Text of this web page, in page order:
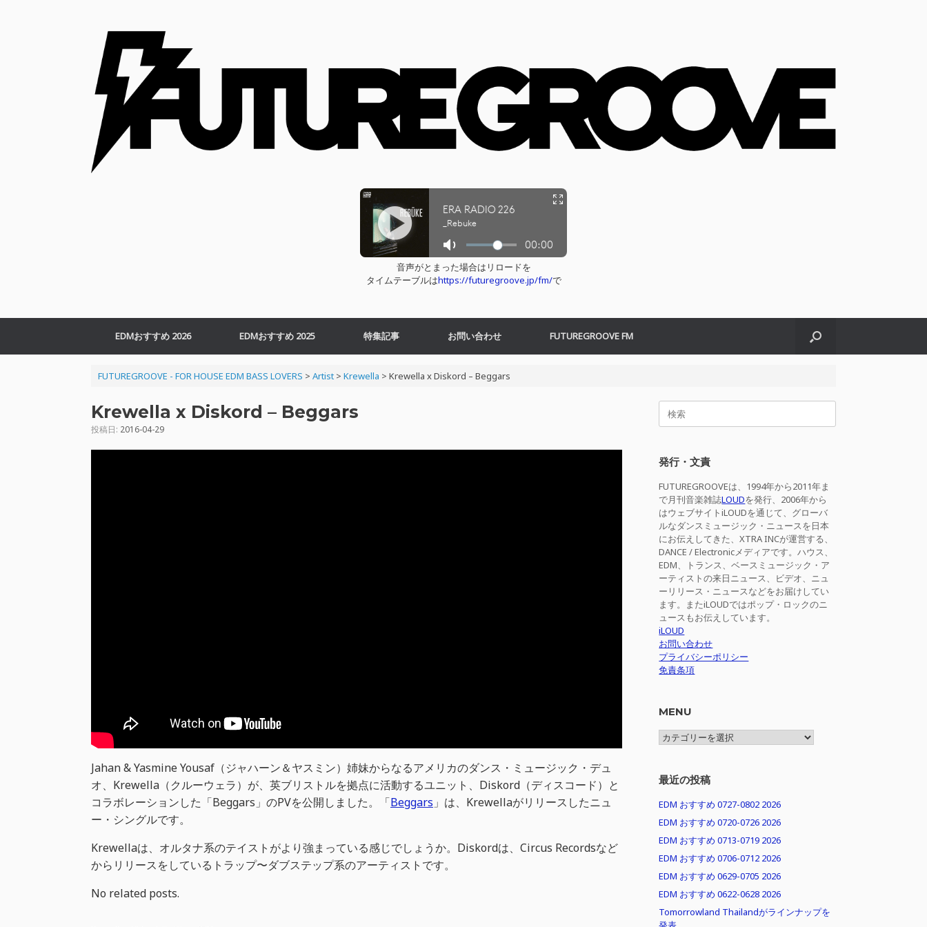
音声がとまった場合はリロードを
タイムテーブルはhttps://futuregroove.jp/fm/で
EDMおすすめ 2026 EDMおすすめ 2025 特集記事 お問い合わせ FUTUREGROOVE FM
FUTUREGROOVE - FOR HOUSE EDM BASS LOVERS > Artist> Krewella > Krewella x Diskord – Beggars
Krewella x Diskord – Beggars
投稿日: 2016-04-29
Jahan & Yasmine Yousaf（ジャハーン＆ヤスミン）姉妹からなるアメリカのダンス・ミュージック・デュ
オ、Krewella（クルーウェラ）が、英ブリストルを拠点に活動するユニット、Diskord（ディスコード）と
コラボレーションした「Beggars」のPVを公開しました。「Beggars 」は、Krewellaがリリースしたニュ
ー・シングルです。
Krewellaは、オルタナ系のテイストがより強まっている感じでしょうか。Diskordは、Circus Recordsなど
からリリースをしているトラップ〜ダブステップ系のアーティストです。
No related posts.
検
発行・文責
FUTUREGROOVEは、1994年から2011年ま
で月刊音楽雑誌LOUDを発行、2006年から
はウェブサイトiLOUDを通じて、グローバ
ルなダンスミュージック・ニュースを日本
にお伝えしてきた、XTRA INCが運営する、
DANCE / Electronicメディアです。ハウス、
EDM、トランス、ベースミュージック・ア
ーティストの来日ニュース、ビデオ、ニュ
ーリリース・ニュースなどをお届けしてい
ます。またiLOUDではポップ・ロックのニ
ュースもお伝えしています。
iLOUD
お問い合わせ
プライバシーポリシー
免責条項
MENU
MENU
最近の投稿
EDM おすすめ 0727-0802 2026
EDM おすすめ 0720-0726 2026
EDM おすすめ 0713-0719 2026
EDM おすすめ 0706-0712 2026
EDM おすすめ 0629-0705 2026
EDM おすすめ 0622-0628 2026
Tomorrowland Thailandがラインナップを